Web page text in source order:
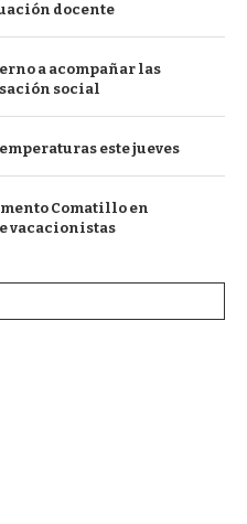
docente
a acompañar las
social
este jueves
Comatillo en
vacacionistas